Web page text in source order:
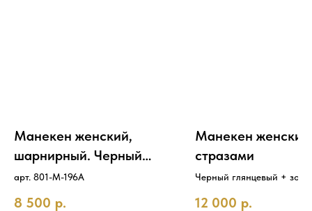
Манекен женский,
шарнирный. Черный
глянец +стразы
+серебро
арт. 801-M-196A
8 500 р.
Манекен женский
стразами
Черный глянцевый +
12 000 р.